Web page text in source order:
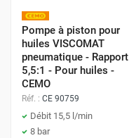
Pompe à piston pour
huiles VISCOMAT
pneumatique - Rapport
5,5:1 - Pour huiles -
CEMO
Réf. : CE 90759
Débit 15,5 l/min
8 bar